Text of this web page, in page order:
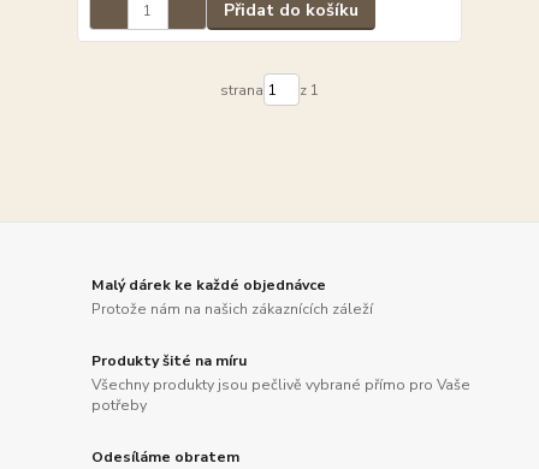
Přidat do košíku
strana z 1
Malý dárek ke každé objednávce
Protože nám na našich zákaznících záleží
Produkty šité na míru
Všechny produkty jsou pečlivě vybrané přímo pro Vaše
potřeby
Odesíláme obratem